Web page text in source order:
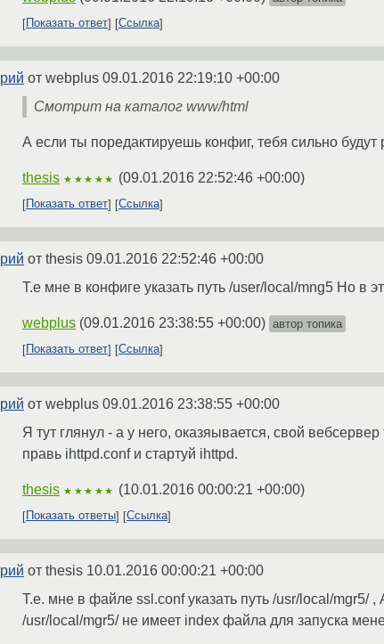
Показать ответ
Ссылка
от webplus 09.01.2016 22:19:10 +00:00
Смотрит на каталог www/html
А если ты поредактируешь конфиг, тебя сильно будут
thesis ★★★★★ (09.01.2016 22:52:46 +00:00)
Показать ответ Ссылка
от thesis 09.01.2016 22:52:46 +00:00
Т.е мне в конфиге указать путь /user/local/mng5 Но в
webplus (09.01.2016 23:38:55 +00:00) автор топика
Показать ответ
Ссылка
от webplus 09.01.2016 23:38:55 +00:00
Я тут глянул - а у него, оказяывается, свой
правь ihttpd.conf и стартуй ihttpd.
thesis ★★★★★ (10.01.2016 00:00:21 +00:00)
Показать ответы Ссылка
от thesis 10.01.2016 00:00:21 +00:00
Т.е. мне в файле ssl.conf указать путь /usr/local/mgr5/
/usr/local/mgr5/ не имеет index файла для запуска